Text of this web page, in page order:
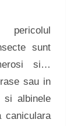
pericolul
sunt
si…
sau in
si albinele